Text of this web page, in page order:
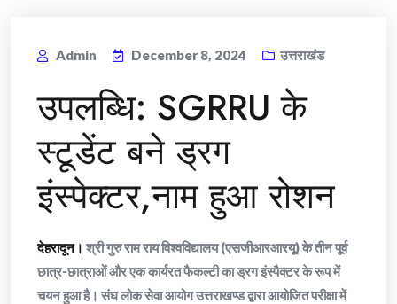
Admin December 8, 2024 उत्तराखंड
उपलब्धि: SGRRU के
स्टूडेंट बने ड्रग
इंस्पेक्टर,नाम हुआ रोशन
देहरादून। श्री गुरु राम राय विश्वविद्यालय (एसजीआरआरयू) के तीन पूर्व
छात्र-छात्राओं और एक कार्यरत फैकल्टी का ड्रग इंस्पैक्टर के रूप में
चयन हुआ है। संघ लोक सेवा आयोग उत्तराखण्ड द्वारा आयोजित परीक्षा में